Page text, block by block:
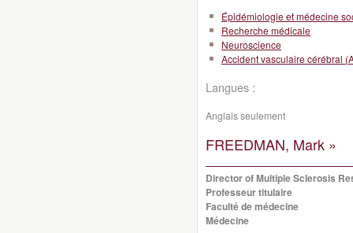
Épidémiologie et médecine
Recherche médicale
Neuroscience
Accident vasculaire cérébral
Langues :
Anglais seulement
FREEDMAN, Mark »
Director of Multiple Sclerosis
Professeur titulaire
Faculté de médecine
Médecine